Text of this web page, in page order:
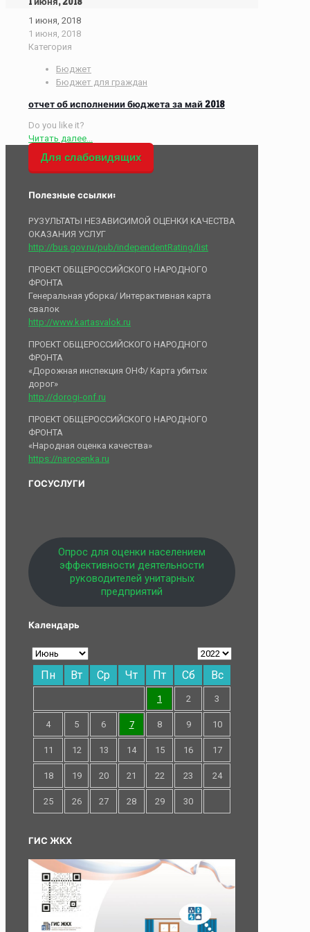
1 июня, 2018
1 июня, 2018
Категория
Бюджет
Бюджет для граждан
отчет об исполнении бюджета за май 2018
Do you like it?
Читать далее...
Для слабовидящих
Полезные ссылки:
РУЗУЛЬТАТЫ НЕЗАВИСИМОЙ ОЦЕНКИ КАЧЕСТВА
ОКАЗАНИЯ УСЛУГ
http://bus.gov.ru/pub/independentRating/list
ПРОЕКТ ОБЩЕРОССИЙСКОГО НАРОДНОГО
ФРОНТА
Генеральная уборка/ Интерактивная карта
свалок
http://www.kartasvalok.ru
ПРОЕКТ ОБЩЕРОССИЙСКОГО НАРОДНОГО
ФРОНТА
«Дорожная инспекция ОНФ/ Карта убитых
дорог»
http://dorogi-onf.ru
ПРОЕКТ ОБЩЕРОССИЙСКОГО НАРОДНОГО
ФРОНТА
«Народная оценка качества»
https://narocenka.ru
ГОСУСЛУГИ
Опрос для оценки населением
эффективности деятельности
руководителей унитарных
предприятий
Календарь
Пн Вт Ср Чт Пт Сб Вс
1 2 3
4 5 6 7 8 9 10
11 12 13 14 15 16 17
18 19 20 21 22 23 24
25 26 27 28 29 30
ГИС ЖКХ